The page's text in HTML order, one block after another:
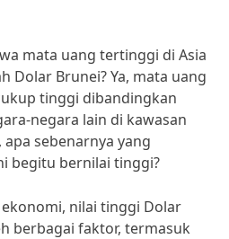
mata uang tertinggi di Asia
Dolar Brunei? Ya, mata uang
tinggi dibandingkan
negara lain di kawasan
sebenarnya yang
begitu bernilai tinggi?
nilai tinggi Dolar
berbagai faktor, termasuk